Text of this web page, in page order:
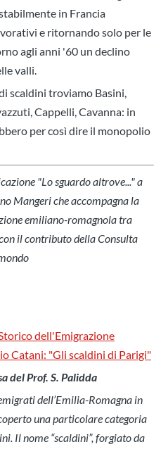
in Francia
e ritornando solo per le
agli anni '60 un declino
valli.
scaldini troviamo Basini,
Cappelli, Cavanna: in
per così dire il monopolio
"Lo sguardo altrove..." a
Mangeriche accompagna la
emiliano-romagnola tra
il contributo della Consulta
dell'Emigrazione
Catani: "Gli scaldini di Parigi"
del Prof. S. Palidda
dell’Emilia-Romagna in
una particolare categoria
Il nome “scaldini”, forgiato da